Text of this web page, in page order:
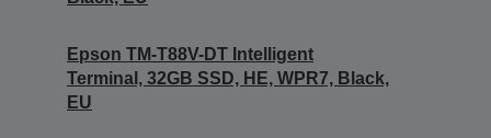
Epson TM-T88V-DT Intelligent
Terminal, 32GB SSD, HE, WPR7, Black,
EU